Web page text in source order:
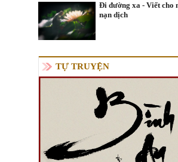
Đi đường xa - Viết cho
nạn dịch
TỰ TRUYỆN